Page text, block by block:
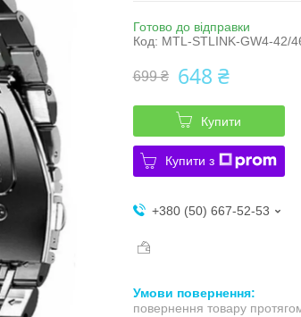
Готово до відправки
Код: MTL-STLINK-GW4-42/
699 ₴ 648 ₴
Купити
Купити з
+380 (50) 667-52-53
повернення товару